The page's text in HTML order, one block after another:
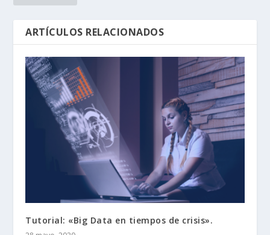
ARTÍCULOS RELACIONADOS
Tutorial: «Big Data en tiempos de crisis».